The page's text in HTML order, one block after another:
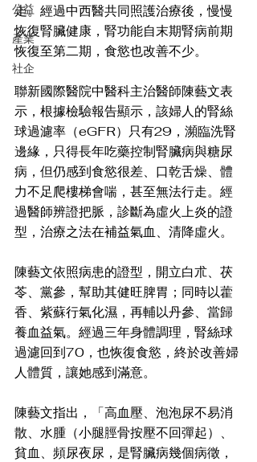
公益
產業
社企
走。經過中西醫共同照護治療後，慢慢
恢復腎臟健康，腎功能自末期腎病前期
恢復至第二期，食慾也改善不少。
聯新國際醫院中醫科主治醫師陳藝文表
示，根據檢驗報告顯示，該婦人的腎絲
球過濾率（eGFR）只有29，瀕臨洗腎
邊緣，只得長年吃藥控制腎臟病與糖尿
病，但仍感到食慾很差、口乾舌燥、體
力不足爬樓梯會喘，甚至無法行走。經
過醫師辨證把脈，診斷為虛火上炎的證
型，治療之法在補益氣血、清降虛火。
陳藝文依照病患的證型，開立白朮、茯
苓、黨參，幫助其健旺脾胃；同時以藿
香、紫蘇行氣化濕，再輔以丹參、當歸
養血益氣。經過三年身體調理，腎絲球
過濾回到70，也恢復食慾，終於改善婦
人體質，讓她感到滿意。
陳藝文指出，「高血壓、泡泡尿不易消
散、水腫（小腿脛骨按壓不回彈起）、
貧血、頻尿夜尿，是腎臟病幾個病徵，